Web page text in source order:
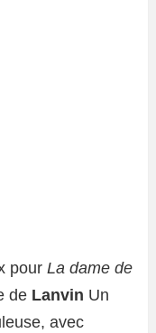
pour La dame de
de Lanvin Un
avec